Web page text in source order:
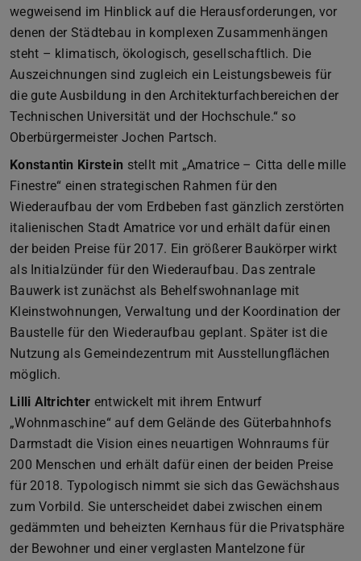
wegweisend im Hinblick auf die Herausforderungen, vor
denen der Städtebau in komplexen Zusammenhängen
steht – klimatisch, ökologisch, gesellschaftlich. Die
Auszeichnungen sind zugleich ein Leistungsbeweis für
die gute Ausbildung in den Architekturfachbereichen der
Technischen Universität und der Hochschule.“ so
Oberbürgermeister Jochen Partsch.
Konstantin Kirstein stellt mit „Amatrice – Citta delle mille
Finestre“ einen strategischen Rahmen für den
Wiederaufbau der vom Erdbeben fast gänzlich zerstörten
italienischen Stadt Amatrice vor und erhält dafür einen
der beiden Preise für 2017. Ein größerer Baukörper wirkt
als Initialzünder für den Wiederaufbau. Das zentrale
Bauwerk ist zunächst als Behelfswohnanlage mit
Kleinstwohnungen, Verwaltung und der Koordination der
Baustelle für den Wiederaufbau geplant. Später ist die
Nutzung als Gemeindezentrum mit Ausstellungflächen
möglich.
Lilli Altrichter entwickelt mit ihrem Entwurf
„Wohnmaschine“ auf dem Gelände des Güterbahnhofs
Darmstadt die Vision eines neuartigen Wohnraums für
200 Menschen und erhält dafür einen der beiden Preise
für 2018. Typologisch nimmt sie sich das Gewächshaus
zum Vorbild. Sie unterscheidet dabei zwischen einem
gedämmten und beheizten Kernhaus für die Privatsphäre
der Bewohner und einer verglasten Mantelzone für